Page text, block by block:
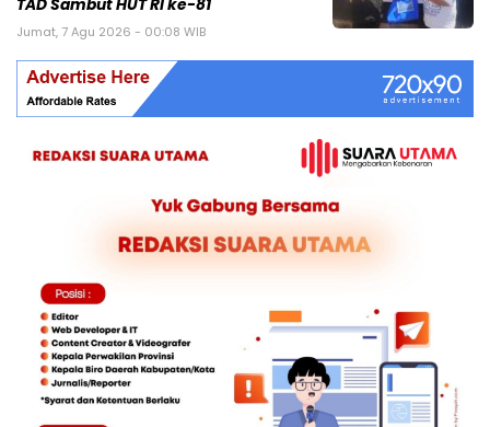
TAD Sambut HUT RI ke-81
Jumat, 7 Agu 2026 - 00:08 WIB